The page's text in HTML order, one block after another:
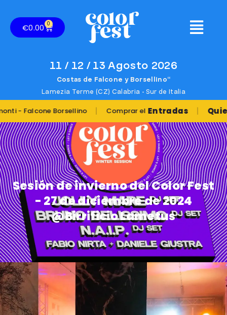
€0.00 0
11 / 12 / 13 Agosto 2026
Costas de Falcone y Borsellino“
Lamezia Terme (CZ) Calabria - Sur de Italia
Borsellino | Comprar elEntradas | Quieres
Sesión de invierno del Color Fest
- 27 de diciembre de 2024
@Birrificio Lametus